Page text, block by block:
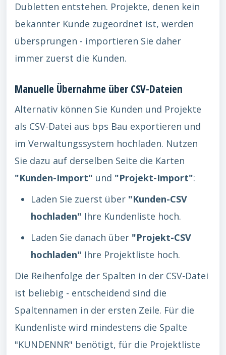
Dubletten entstehen. Projekte, denen kein
bekannter Kunde zugeordnet ist, werden
übersprungen - importieren Sie daher
immer zuerst die Kunden.
Manuelle Übernahme über CSV-Dateien
Alternativ können Sie Kunden und Projekte
als CSV-Datei aus bps Bau exportieren und
im Verwaltungssystem hochladen. Nutzen
Sie dazu auf derselben Seite die Karten
"Kunden-Import" und "Projekt-Import":
Laden Sie zuerst über "Kunden-CSV
hochladen" Ihre Kundenliste hoch.
Laden Sie danach über "Projekt-CSV
hochladen" Ihre Projektliste hoch.
Die Reihenfolge der Spalten in der CSV-Datei
ist beliebig - entscheidend sind die
Spaltennamen in der ersten Zeile. Für die
Kundenliste wird mindestens die Spalte
"KUNDENNR" benötigt, für die Projektliste